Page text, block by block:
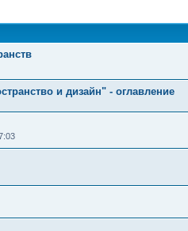
и дизайн" - оглавление